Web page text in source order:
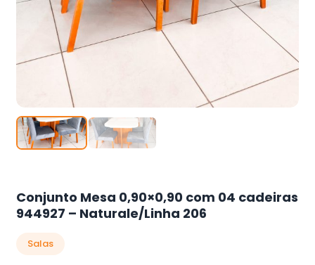
Conjunto Mesa 0,90×0,90 com 04 cadeiras
944927 – Naturale/Linha 206
Salas